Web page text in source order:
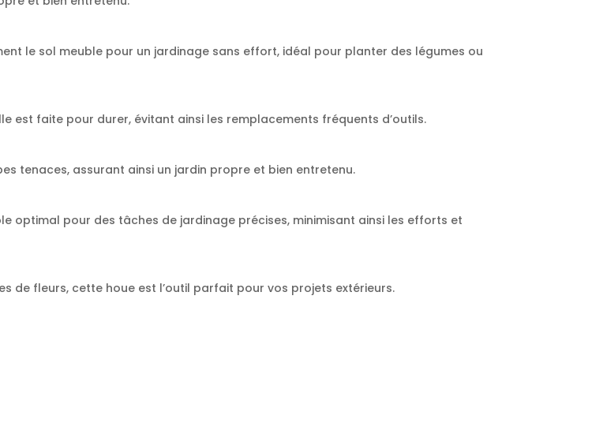
le sol meuble pour un jardinage sans effort, idéal pour planter des légumes ou
est faite pour durer, évitant ainsi les remplacements fréquents d’outils.
tenaces, assurant ainsi un jardin propre et bien entretenu.
optimal pour des tâches de jardinage précises, minimisant ainsi les efforts et
de fleurs, cette houe est l’outil parfait pour vos projets extérieurs.